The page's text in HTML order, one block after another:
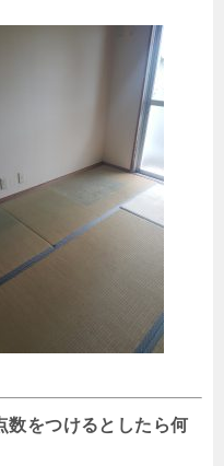
数をつけるとしたら何